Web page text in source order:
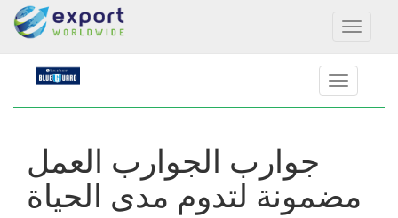
Toggle
جوارب الجوارب العمل
مضمونة لتدوم مدى الحياة